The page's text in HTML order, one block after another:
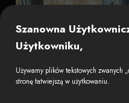
Szanowna
Użytkowniku,
Używamy plików tekstowych zwanych
stronę łatwiejszą w użytkowaniu.